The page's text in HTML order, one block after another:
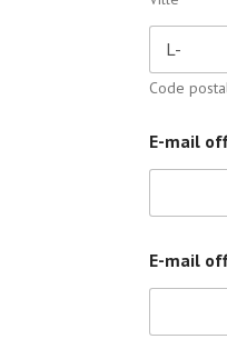
Code
E-mail
E-mail